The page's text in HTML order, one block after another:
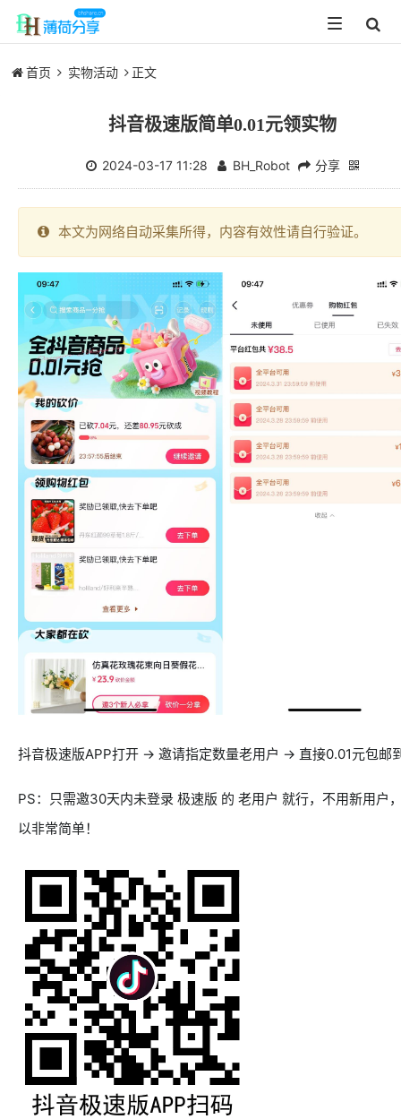
Toggle
navigation
首页 实物活动 正文
抖音极速版简单0.01元领实物
2024-03-17 11:28 BH_Robot 分享
本文为网络自动采集所得，内容有效性请自行验证。
抖音极速版APP打开 → 邀请指定数量老用户 → 直接0.01元包邮
PS：只需邀30天内未登录 极速版 的 老用户 就行，不用新用户
以非常简单！